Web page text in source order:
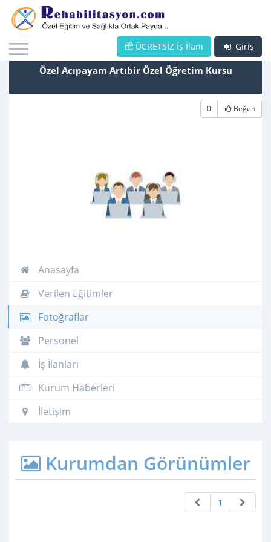
Giriş
ÜCRETSİZ İş İlanı
Özel Acıpayam Artıbir Özel Öğretim Kursu
0 Beğen
Anasayfa
Verilen Eğitimler
Fotoğraflar
Personel
İş İlanları
Kurum Haberleri
İletişim
Kurumdan Görünümler
1